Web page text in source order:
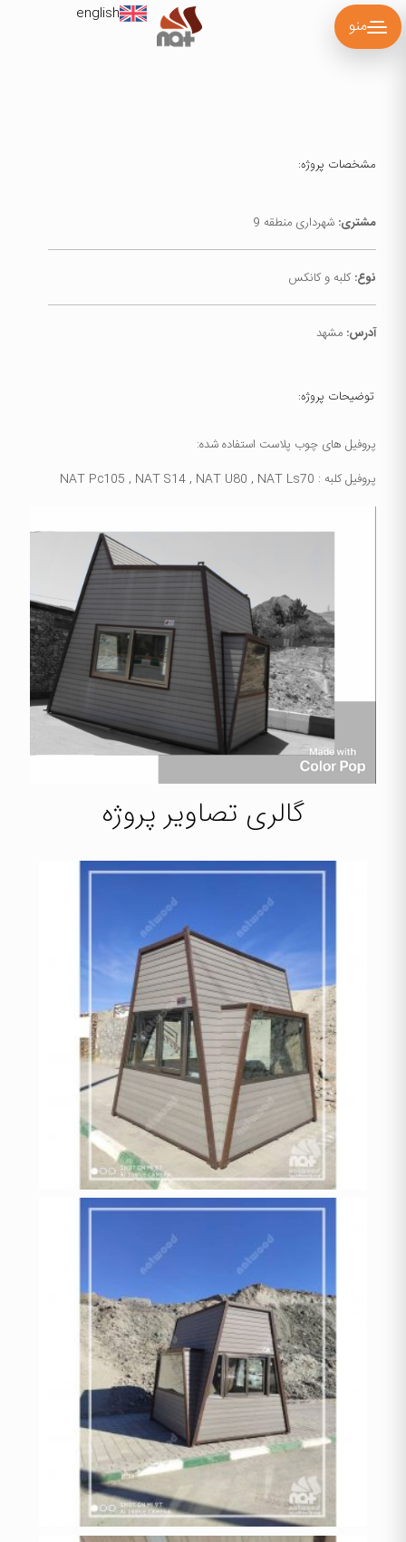
منو
english
مشخصات پروژه:
مشتری: شهرداری منطقه 9
نوع: کلبه و کانکس
آدرس: مشهد
توضیحات پروژه:
پروفیل های چوب پلاست استفاده شده:
پروفیل کلبه : NAT Pc105 , NAT S14 , NAT U80 , NAT Ls70
گالری تصاویر پروژه